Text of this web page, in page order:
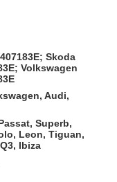
Skoda
Volkswagen
Audi,
Superb,
Leon, Tiguan,
Ibiza